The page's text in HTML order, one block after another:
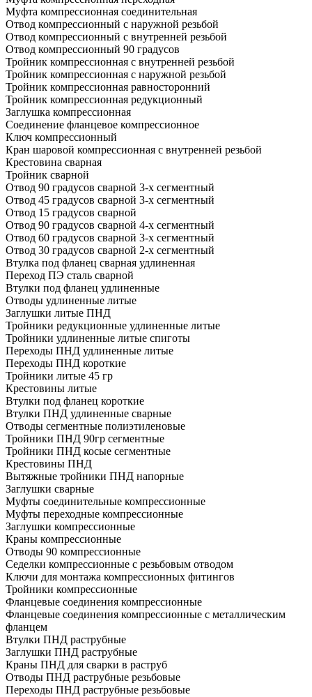
Муфта компрессионная соединительная
Отвод компрессионный с наружной резьбой
Отвод компрессионный с внутренней резьбой
Отвод компрессионный 90 градусов
Тройник компрессионная с внутренней резьбой
Тройник компрессионная с наружной резьбой
Тройник компрессионная равносторонний
Тройник компрессионная редукционный
Заглушка компрессионная
Соединение фланцевое компрессионное
Ключ компрессионный
Кран шаровой компрессионная с внутренней резьбой
Крестовина сварная
Тройник сварной
Отвод 90 градусов сварной 3-х сегментный
Отвод 45 градусов сварной 3-х сегментный
Отвод 15 градусов сварной
Отвод 90 градусов сварной 4-х сегментный
Отвод 60 градусов сварной 3-х сегментный
Отвод 30 градусов сварной 2-х сегментный
Втулка под фланец сварная удлиненная
Переход ПЭ сталь сварной
Втулки под фланец удлиненные
Отводы удлиненные литые
Заглушки литые ПНД
Тройники редукционные удлиненные литые
Тройники удлиненные литые спиготы
Переходы ПНД удлиненные литые
Переходы ПНД короткие
Тройники литые 45 гр
Крестовины литые
Втулки под фланец короткие
Втулки ПНД удлиненные сварные
Отводы сегментные полиэтиленовые
Тройники ПНД 90гр сегментные
Тройники ПНД косые сегментные
Крестовины ПНД
Вытяжные тройники ПНД напорные
Заглушки сварные
Муфты соединительные компрессионные
Муфты переходные компрессионные
Заглушки компрессионные
Краны компрессионные
Отводы 90 компрессионные
Седелки компрессионные с резьбовым отводом
Ключи для монтажа компрессионных фитингов
Тройники компрессионные
Фланцевые соединения компрессионные
Фланцевые соединения компрессионные с металлическим
фланцем
Втулки ПНД раструбные
Заглушки ПНД раструбные
Краны ПНД для сварки в раструб
Отводы ПНД раструбные резьбовые
Переходы ПНД раструбные резьбовые